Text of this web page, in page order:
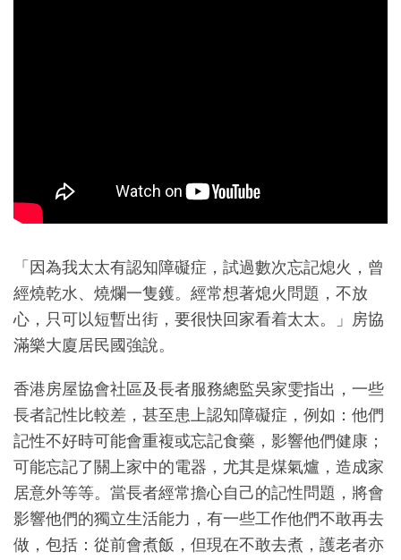
「因為我太太有認知障礙症，試過數次忘記熄火，曾
經燒乾水、燒爛一隻鑊。經常想著熄火問題，不放
心，只可以短暫出街，要很快回家看着太太。」房協
滿樂大廈居民國強說。
香港房屋協會社區及長者服務總監吳家雯指出，一些
長者記性比較差，甚至患上認知障礙症，例如：他們
記性不好時可能會重複或忘記食藥，影響他們健康；
可能忘記了關上家中的電器，尤其是煤氣爐，造成家
居意外等等。當長者經常擔心自己的記性問題，將會
影響他們的獨立生活能力，有一些工作他們不敢再去
做，包括：從前會煮飯，但現在不敢去煮，護老者亦